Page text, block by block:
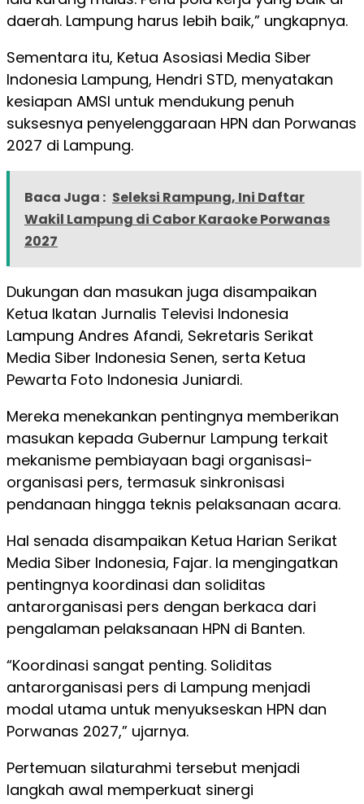
daerah. Lampung harus lebih baik,” ungkapnya.
Sementara itu, Ketua Asosiasi Media Siber
Indonesia Lampung, Hendri STD, menyatakan
kesiapan AMSI untuk mendukung penuh
suksesnya penyelenggaraan HPN dan Porwanas
2027 di Lampung.
Baca Juga : Seleksi Rampung, Ini Daftar
Wakil Lampung di Cabor Karaoke Porwanas
2027
Dukungan dan masukan juga disampaikan
Ketua Ikatan Jurnalis Televisi Indonesia
Lampung Andres Afandi, Sekretaris Serikat
Media Siber Indonesia Senen, serta Ketua
Pewarta Foto Indonesia Juniardi.
Mereka menekankan pentingnya memberikan
masukan kepada Gubernur Lampung terkait
mekanisme pembiayaan bagi organisasi-
organisasi pers, termasuk sinkronisasi
pendanaan hingga teknis pelaksanaan acara.
Hal senada disampaikan Ketua Harian Serikat
Media Siber Indonesia, Fajar. Ia mengingatkan
pentingnya koordinasi dan soliditas
antarorganisasi pers dengan berkaca dari
pengalaman pelaksanaan HPN di Banten.
“Koordinasi sangat penting. Soliditas
antarorganisasi pers di Lampung menjadi
modal utama untuk menyukseskan HPN dan
Porwanas 2027,” ujarnya.
Pertemuan silaturahmi tersebut menjadi
langkah awal memperkuat sinergi